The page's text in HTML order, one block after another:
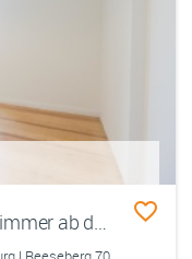
NEUGRÜNDUNG - 18 qm WG Zimmer ab dem 01.10 in Hamburg Harburg